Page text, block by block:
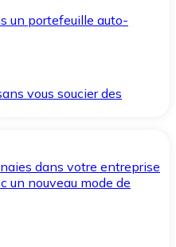
un portefeuille auto-
vous soucier des
dans votre entreprise
un nouveau mode de